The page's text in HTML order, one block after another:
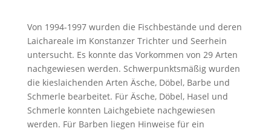
Von 1994-1997 wurden die Fischbestände und deren
Laichareale im Konstanzer Trichter und Seerhein
untersucht. Es konnte das Vorkommen von 29 Arten
nachgewiesen werden. Schwerpunktsmäßig wurden
die kieslaichenden Arten Äsche, Döbel, Barbe und
Schmerle bearbeitet. Für Äsche, Döbel, Hasel und
Schmerle konnten Laichgebiete nachgewiesen
werden. Für Barben liegen Hinweise für ein